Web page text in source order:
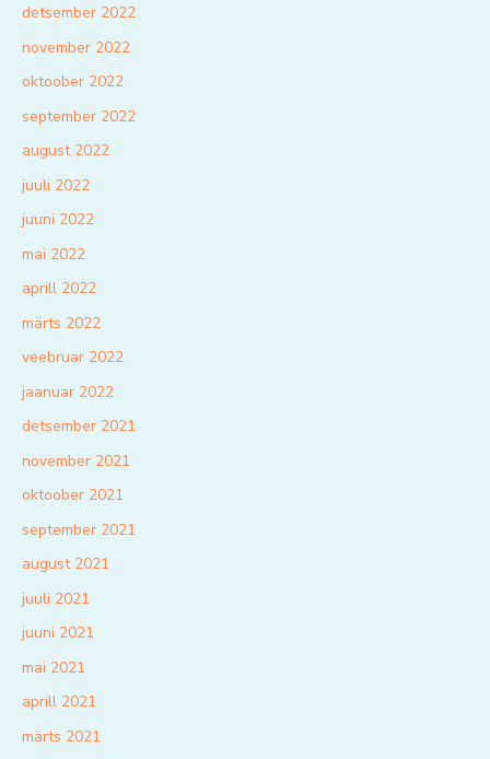
detsember 2022
november 2022
oktoober 2022
september 2022
august 2022
juuli 2022
juuni 2022
mai 2022
aprill 2022
märts 2022
veebruar 2022
jaanuar 2022
detsember 2021
november 2021
oktoober 2021
september 2021
august 2021
juuli 2021
juuni 2021
mai 2021
aprill 2021
märts 2021